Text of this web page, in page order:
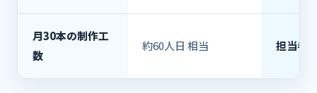
月30本の制作工
数
約60人日 相当 担当者